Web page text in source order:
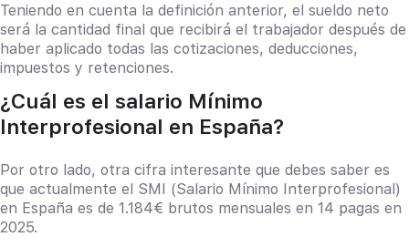
Teniendo en cuenta la definición anterior, el sueldo neto
será la cantidad final que recibirá el trabajador después de
haber aplicado todas las cotizaciones, deducciones,
impuestos y retenciones.
¿Cuál es el salario Mínimo
Interprofesional en España?
Por otro lado, otra cifra interesante que debes saber es
que actualmente el SMI (Salario Mínimo Interprofesional)
en España es de 1.184€ brutos mensuales en 14 pagas en
2025.